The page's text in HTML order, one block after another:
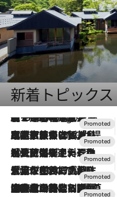
新着トピック
2 Hours Ago
【トンボの足水浴】ヒノキの香りに包まれて涼感マックス！約13℃の湧水かけ流しを避暑地「星野温泉 トンボの湯」で体験
2026.7.31
【ホテル帰省】という選択肢をOMOが提案。家族とほどよい距離を保つには「昼は実家、夜は気兼ねなくホテルで！」
2026.7.24
【夏限定ディナーコース】旬を迎える稚鮎や花ズッキーニなどをイタリア・トスカーナの郷土料理の手法で満喫！
2026.7.17
「土佐和ハーブかき氷」がOMO7高知に登場！生姜、山椒、大葉など目にも舌にも涼を呼ぶ郷土の味
2026.7.10
NEW OPEN！【界 草津】名湯の地に誕生。趣の異なる2種の温泉と上州ならではの会席・蕎麦割烹など美食を味わう究極の癒やし旅